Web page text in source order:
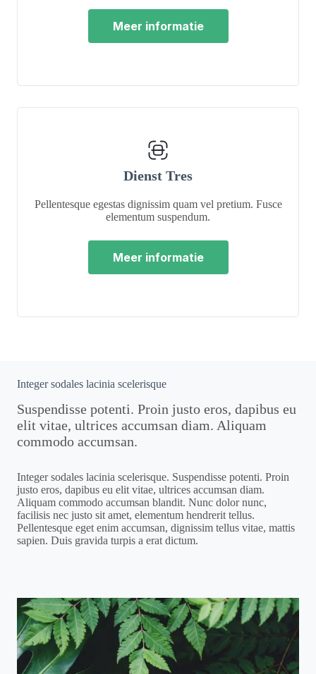
Meer informatie
Dienst Tres
Pellentesque egestas dignissim quam vel pretium. Fusce
elementum suspendum.
Meer informatie
Integer sodales lacinia scelerisque
Suspendisse potenti. Proin justo eros, dapibus eu
elit vitae, ultrices accumsan diam. Aliquam
commodo accumsan.
Integer sodales lacinia scelerisque. Suspendisse potenti. Proin
justo eros, dapibus eu elit vitae, ultrices accumsan diam.
Aliquam commodo accumsan blandit. Nunc dolor nunc,
facilisis nec justo sit amet, elementum hendrerit tellus.
Pellentesque eget enim accumsan, dignissim tellus vitae, mattis
sapien. Duis gravida turpis a erat dictum.